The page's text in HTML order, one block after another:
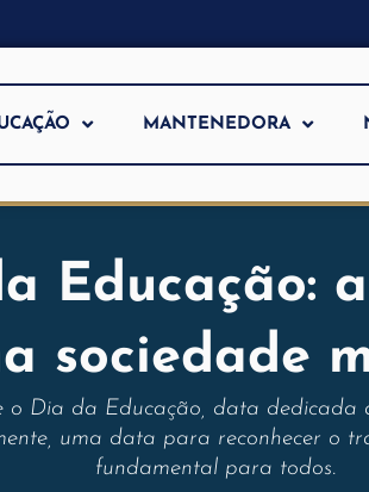
MANTENEDORA
Educação:
sociedade
o Dia da Educação, data dedicada
uma data para reconhecer o
fundamental para todos.